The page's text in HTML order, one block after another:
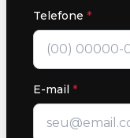
Telefone *
E-mail *